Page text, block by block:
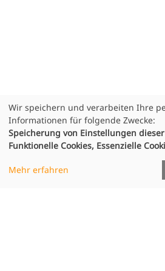
Infocenter
Wir speichern und verarbeiten Ihre
Informationen für folgende Zwecke:
Speicherung von Einstellungen
Funktionelle Cookies, Essenzielle
Mehr erfahren